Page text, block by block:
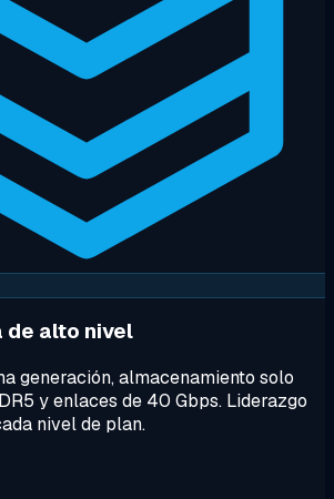
alto nivel
generación, almacenamiento solo
y enlaces de 40 Gbps. Liderazgo
nivel de plan.